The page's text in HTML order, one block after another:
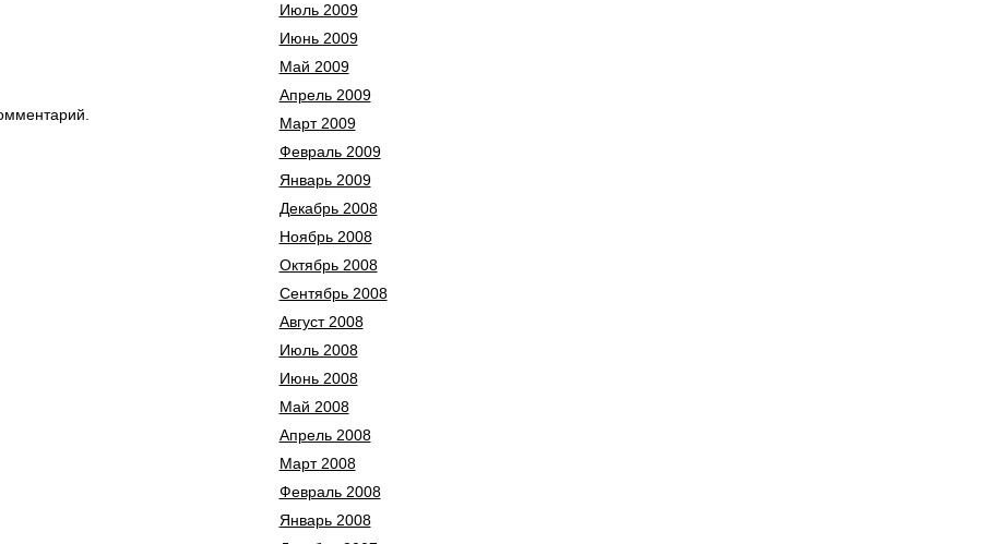
Июль 2009
Июнь 2009
Май 2009
Апрель 2009
Март 2009
Февраль 2009
Январь 2009
Декабрь 2008
Ноябрь 2008
Октябрь 2008
Сентябрь 2008
Август 2008
Июль 2008
Июнь 2008
Май 2008
Апрель 2008
Март 2008
Февраль 2008
Январь 2008